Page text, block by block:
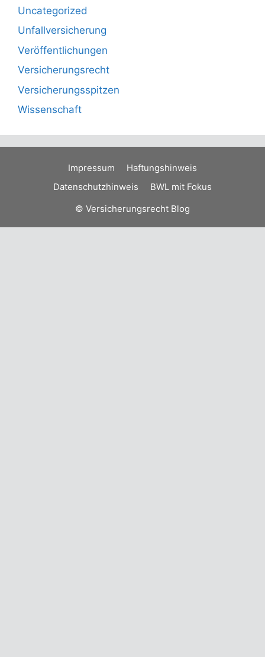
Uncategorized
Unfallversicherung
Veröffentlichungen
Versicherungsrecht
Versicherungsspitzen
Wissenschaft
Impressum
Haftungshinweis
Datenschutzhinweis
BWL mit Fokus
© Versicherungsrecht Blog